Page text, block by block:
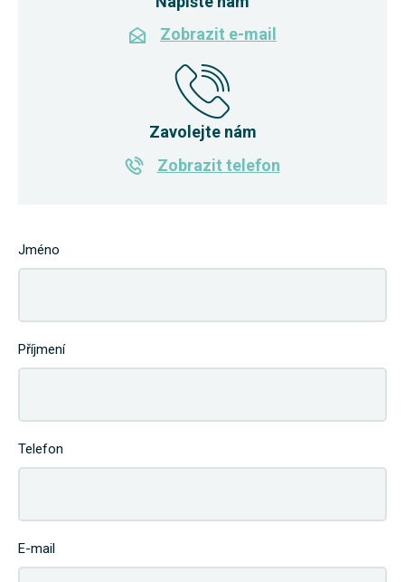
Zobrazit e-mail
Zavolejte nám
Zobrazit telefon
Jméno
Příjmení
Telefon
E-mail